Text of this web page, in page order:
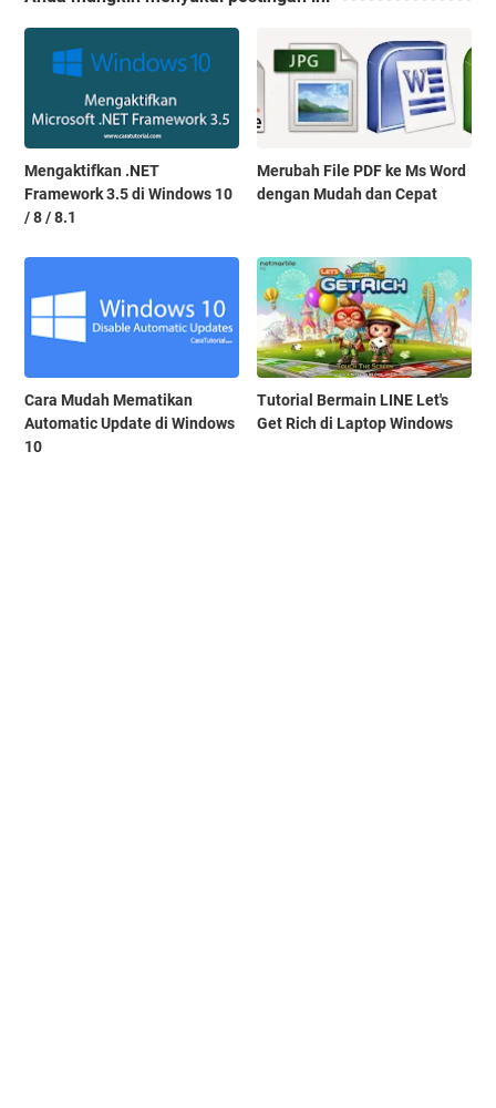
Mengaktifkan .NET
Framework 3.5 di Windows 10
/ 8 / 8.1
Merubah File PDF ke Ms Word
dengan Mudah dan Cepat
Cara Mudah Mematikan
Automatic Update di Windows
10
Tutorial Bermain LINE Let's
Get Rich di Laptop Windows